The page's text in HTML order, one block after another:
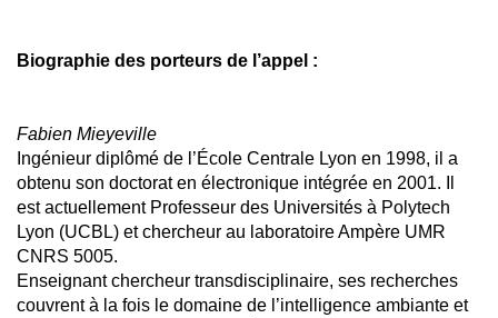
Biographie des porteurs de l’appel :
Fabien Mieyeville
Ingénieur diplômé de l’École Centrale Lyon en 1998, il a
obtenu son doctorat en électronique intégrée en 2001. Il
est actuellement Professeur des Universités à Polytech
Lyon (UCBL) et chercheur au laboratoire Ampère UMR
CNRS 5005.
Enseignant chercheur transdisciplinaire, ses recherches
couvrent à la fois le domaine de l’intelligence ambiante et